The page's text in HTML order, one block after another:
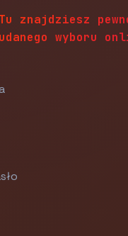
znajdziesz
wyboru